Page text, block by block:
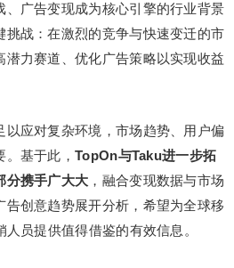
、广告变现成为核心引擎的行业背景
挑战：在激烈的竞争与快速变迁的市
潜力赛道、优化广告策略以实现收益
以应对复杂环境，市场趋势、用户偏
。基于此，TopOn与Taku进一步拓
分携手广大大 ，融合变现数据与市场
创意趋势展开分析，希望为全球移
员提供值得借鉴的有效信息。